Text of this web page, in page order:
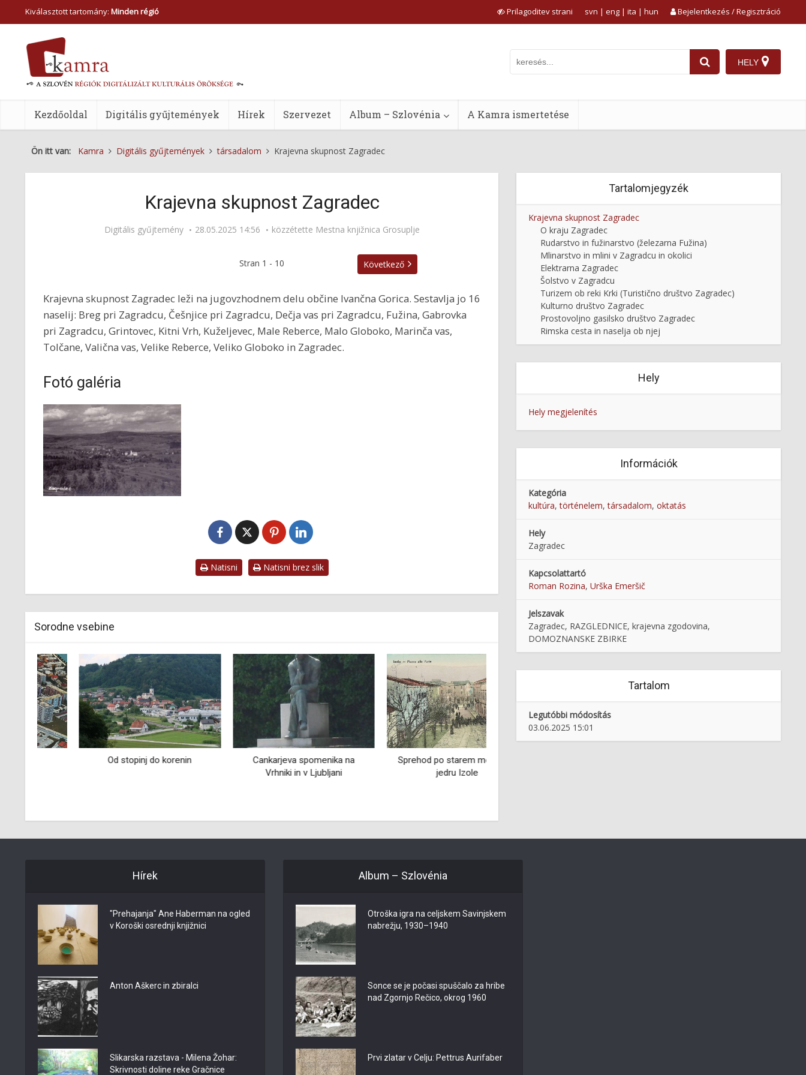
Kiválasztott tartomány: Minden régió Prilagoditev strani Bejelentkezés / Regisztráció
svn | eng | ita | hun
HELY
Kezdőoldal Digitális gyűjtemények Hírek Szervezet Album – Szlovénia A Kamra ismertetése
Ön itt van: Kamra Digitális gyűjtemények társadalom Krajevna skupnost Zagradec
Krajevna skupnost Zagradec
Digitális gyűjtemény 28.05.2025 14:56 közzétette Mestna knjižnica Grosuplje
Stran 1 - 10 Következő
Krajevna skupnost Zagradec leži na jugovzhodnem delu občine Ivančna Gorica. Sestavlja jo 16
naselij: Breg pri Zagradcu, Češnjice pri Zagradcu, Dečja vas pri Zagradcu, Fužina, Gabrovka
pri Zagradcu, Grintovec, Kitni Vrh, Kuželjevec, Male Reberce, Malo Globoko, Marinča vas,
Tolčane, Valična vas, Velike Reberce, Veliko Globoko in Zagradec.
Fotó galéria
Natisni Natisni brez slik
Sorodne vsebine
Od stopinj do korenin
Cankarjeva spomenika na
Vrhniki in v Ljubljani
Sprehod po starem mestnem
jedru Izole
Tartalomjegyzék
Krajevna skupnost Zagradec
O kraju Zagradec
Rudarstvo in fužinarstvo (železarna Fužina)
Mlinarstvo in mlini v Zagradcu in okolici
Elektrarna Zagradec
Šolstvo v Zagradcu
Turizem ob reki Krki (Turistično društvo Zagradec)
Kulturno društvo Zagradec
Prostovoljno gasilsko društvo Zagradec
Rimska cesta in naselja ob njej
Hely
Hely megjelenítés
Információk
Kategória
kultúra,történelem,társadalom, oktatás
Hely
Zagradec
Kapcsolattartó
Roman Rozina, Urška Emeršič
Jelszavak
Zagradec, RAZGLEDNICE, krajevna zgodovina,
DOMOZNANSKE ZBIRKE
Tartalom
Legutóbbi módosítás
03.06.2025 15:01
Hírek
"Prehajanja" Ane Haberman na ogled
v Koroški osrednji knjižnici
Anton Aškerc in zbiralci
Slikarska razstava - Milena Žohar:
Skrivnosti doline reke Gračnice
Album – Szlovénia
Otroška igra na celjskem Savinjskem
nabrežju, 1930–1940
Sonce se je počasi spuščalo za hribe
nad Zgornjo Rečico, okrog 1960
Prvi zlatar v Celju: Pettrus Aurifaber